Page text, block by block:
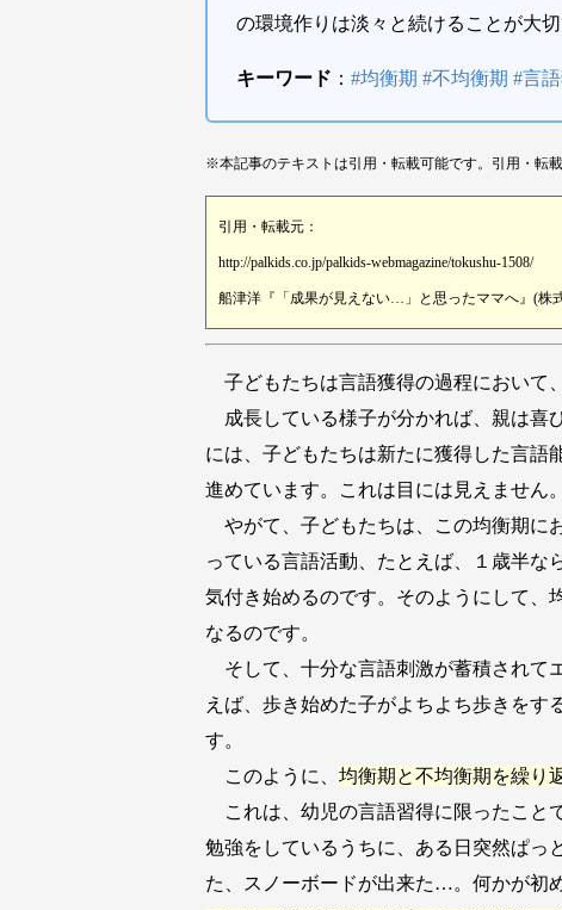
の環境作りは淡々と続けることが大切
キーワード ： #均衡期 #不均衡期 #言
※本記事のテキストは引用・転載可能です。引用・転
引用・転載元：
http://palkids.co.jp/palkids-webmagazine/tokushu-1508/
船津洋『「成果が見えない…」と思ったママへ』(株
子どもたちは言語獲得の過程において
成長している様子が分かれば、親は喜
には、子どもたちは新たに獲得した言語
進めています。これは目には見えません
やがて、子どもたちは、この均衡期に
っている言語活動、たとえば、１歳半な
気付き始めるのです。そのようにして、
なるのです。
そして、十分な言語刺激が蓄積されて
えば、歩き始めた子がよちよち歩きを
す。
このように、 均衡期と不均衡期を繰り
これは、幼児の言語習得に限ったこと
勉強をしているうちに、ある日突然ぱっ
た、スノーボードが出来た…。何かが初